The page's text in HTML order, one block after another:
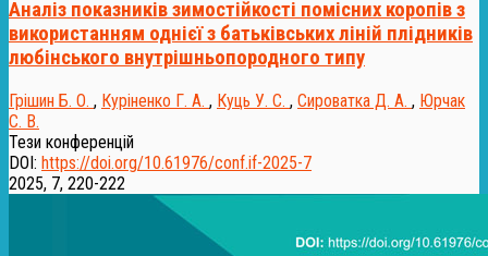
Аналіз показників зимостійкості помісних коропів з
використанням однієї з батьківських ліній плідників
любінського внутрішньопородного типу
Грішин Б. О. , Куріненко Г. А. , Куць У. С. , Сироватка Д. А. , Юрчак
С. В.
Тези конференцій
DOI: https://doi.org/10.61976/conf.if-2025-7
2025, 7, 220-222